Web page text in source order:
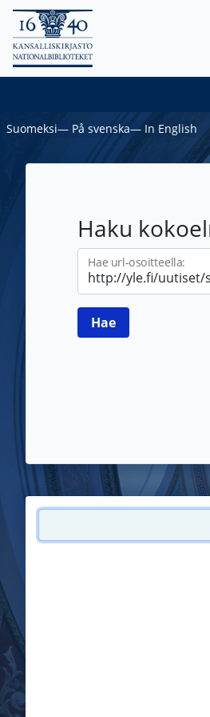
Suomeksi― På svenska― In English
Haku
Hae url-osoitteella: